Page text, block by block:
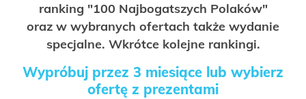
ranking "100 Najbogatszych Polaków"
oraz w wybranych ofertach także wydanie
specjalne. Wkrótce kolejne rankingi.
Wypróbuj przez 3 miesiące lub wybierz
ofertę z prezentami